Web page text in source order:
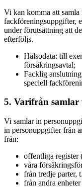
Vi kan komma att
fackföreningsuppgifter,
under förutsättning att
efterföljs.
Hälsodata: till
försäkringsavtal;
Facklig
speciell
5. Varifrån samlar
Vi samlar in
in personuppgifter från
från:
offentliga register
våra
från tredje parter,
från andra